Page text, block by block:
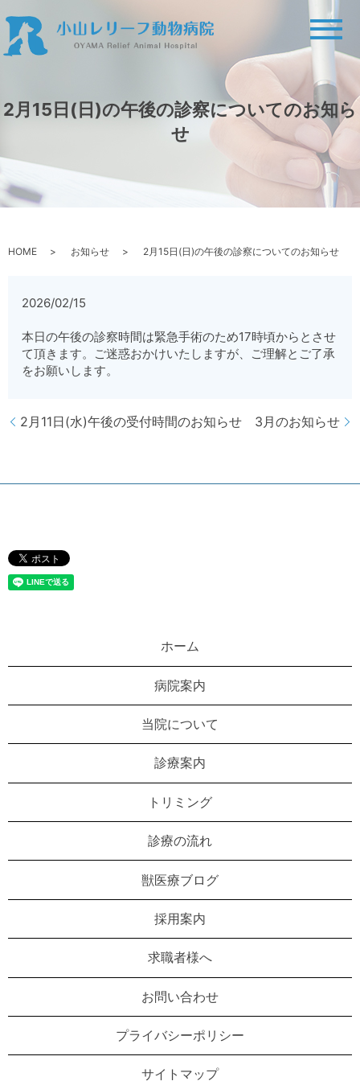
メ
2月15日(日)の午後の診察についてのお知ら
せ
HOME お知らせ 2月15日(日)の午後の診察についてのお知らせ
2026/02/15
本日の午後の診察時間は緊急手術のため17時頃からとさせ
て頂きます。ご迷惑おかけいたしますが、ご理解とご了承
をお願いします。
2月11日(水)午後の受付時間のお知らせ 3月のお知らせ
ホーム
病院案内
当院について
診療案内
トリミング
診療の流れ
獣医療ブログ
採用案内
求職者様へ
お問い合わせ
プライバシーポリシー
サイトマップ